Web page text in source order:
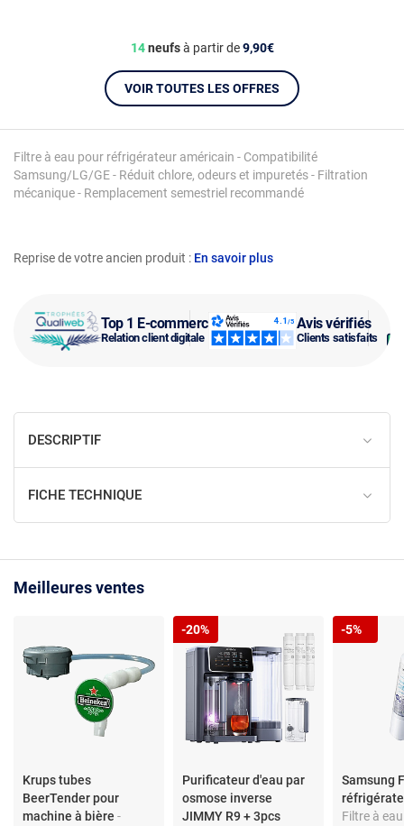
Top 1 E-commerce
Relation client digitale
Avis vérifiés
Clients satisfaits
Reprise de votre ancien produit : En savoir plus
Filtre à eau pour réfrigérateur américain - Compatibilité
Samsung/LG/GE - Réduit chlore, odeurs et impuretés - Filtration
mécanique - Remplacement semestriel recommandé
14neufsà partir de9,90€
VOIR TOUTES LES OFFRES
DESCRIPTIF
FICHE TECHNIQUE
Meilleures ventes
Krups tubes
BeerTender pour
machine à bière -
Purificateur d'eau par
osmose inverse
JIMMY R9 + 3pcs
-20%
Samsung
Filtre à
-5%